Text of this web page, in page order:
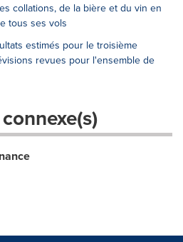
collations, de la bière et du vin en
tous ses vols
estimés pour le troisième
revues pour l'ensemble de